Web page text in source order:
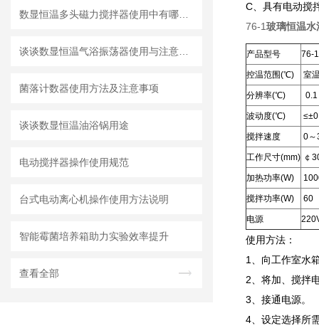
菌落计数器使用方法及注意事项
谈谈数显恒温油浴锅​用途
电动搅拌器操作使用规范​
台式电动离心机操作使用方法说明
智能霉菌培养箱助力实验效率提升
查看全部
C、具有电动搅
76-1玻璃恒温水
产品型号 76-1
控温范围(℃) 室
分辨率(℃) 0.1
波动度(℃)
搅拌速度 0～
工作尺寸(mm) ￠
加热功率(W)
搅拌功率(W) 60
电源
使用方法：
1、向工作室水
2、将加、搅拌
3、接通电源。
4、设定选择所